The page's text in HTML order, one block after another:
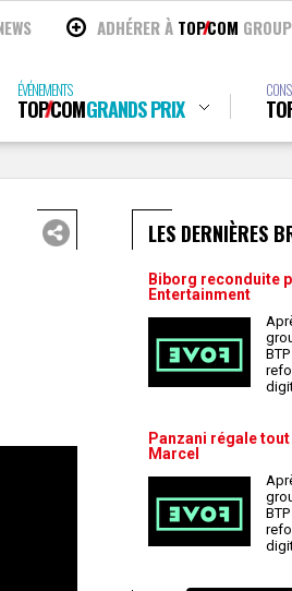
ADHÉRER À TOPCOM GROUP
ÉVÉNEMENTS
TOPCOMGRANDS PRIX
LES DERNIÈRES
Biborg reconduite
Entertainment
Panzani régale
Marcel